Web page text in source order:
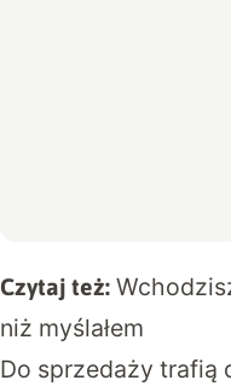
Czytaj też:
niż myślałem
Do sprzedaży trafią